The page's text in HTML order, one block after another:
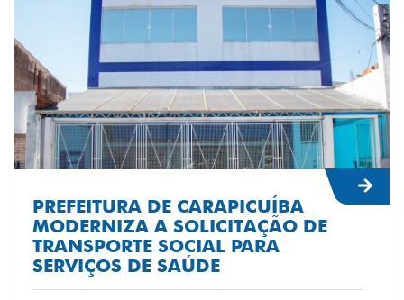
PREFEITURA DE CARAPICUÍBA
MODERNIZA A SOLICITAÇÃO DE
TRANSPORTE SOCIAL PARA
SERVIÇOS DE SAÚDE